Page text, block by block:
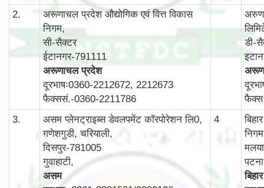
2.
अरूणाचल प्रदेश औद्योगिक एवं वित्त विकास
निगम,
सी-सैक्टर
ईटानगर-791111
अरूणाचल प्रदेश
दूरभाषः0360-2212672, 2212673
फैक्ससं.-0360-2211786
डी-
3.
असम प्लेनट्राइब्स डेवलपमेंट कॉरपोरेशन लि0,
गणेशगुडी, चरियाली,
दिसपुर-781005
गुवाहाटी,
असम
4
बिहार